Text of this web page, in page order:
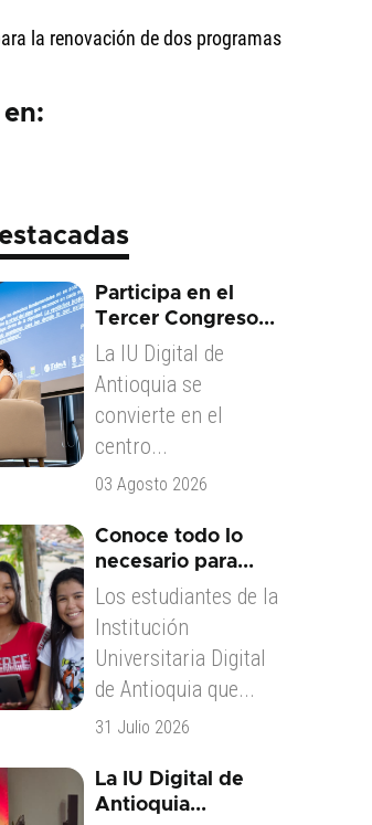
la renovación de dos programas
Participa en el
Tercer Congreso...
La IU Digital de
Antioquia se
convierte en el
centro...
03 Agosto 2026
Conoce todo lo
necesario para...
Los estudiantes de la
Institución
Universitaria Digital
de Antioquia que...
31 Julio 2026
La IU Digital de
Antioquia...